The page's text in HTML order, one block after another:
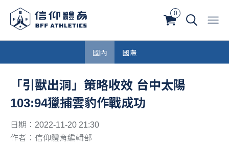
0
國內 國際
「引獸出洞」策略收效 台中太陽
103:94獵捕雲豹作戰成功
日期：2022-11-20 21:30
作者：信仰體育編輯部